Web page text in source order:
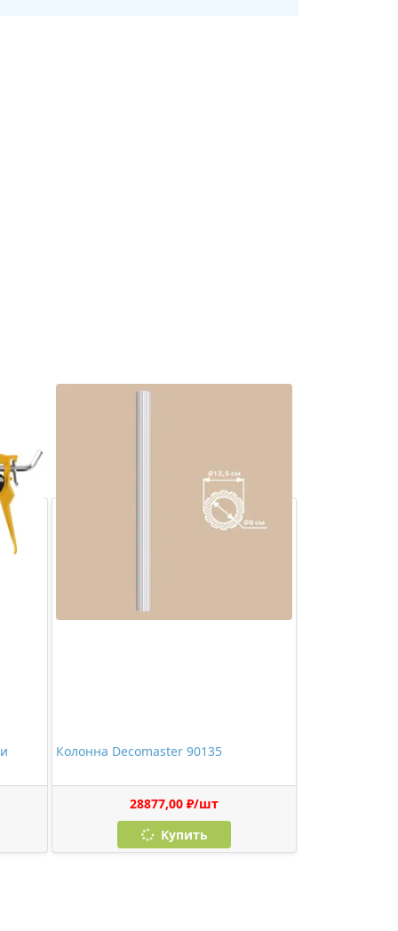
Колонна Decomaster 90135
28877,00 ₽/шт
Купить